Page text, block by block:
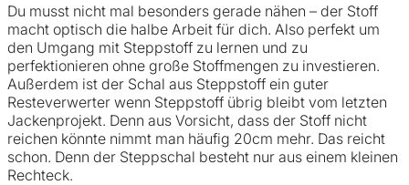
Du musst nicht mal besonders gerade nähen – der Stoff
macht optisch die halbe Arbeit für dich. Also perfekt um
den Umgang mit Steppstoff zu lernen und zu
perfektionieren ohne große Stoffmengen zu investieren.
Außerdem ist der Schal aus Steppstoff ein guter
Resteverwerter wenn Steppstoff übrig bleibt vom letzten
Jackenprojekt. Denn aus Vorsicht, dass der Stoff nicht
reichen könnte nimmt man häufig 20cm mehr. Das reicht
schon. Denn der Steppschal besteht nur aus einem kleinen
Rechteck.